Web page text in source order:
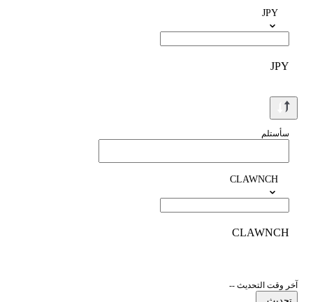
JPY
JPY
سأستلم
CLAWNCH
CLAWNCH
آخر وقت التحديث --